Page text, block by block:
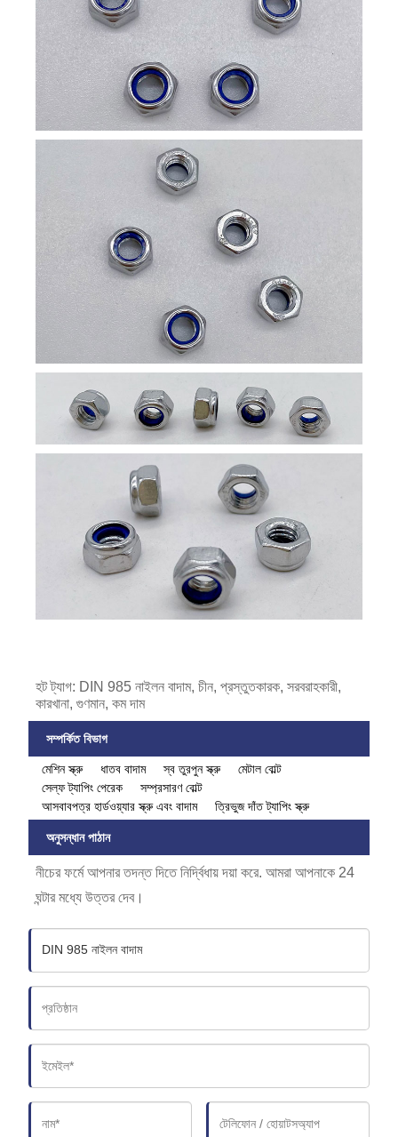
হট ট্যাগ: DIN 985 নাইলন বাদাম, চীন, প্রস্তুতকারক, সরবরাহকারী,
কারখানা, গুণমান, কম দাম
সম্পর্কিত বিভাগ
মেশিন স্ক্রু ধাতব বাদাম স্ব তুরপুন স্ক্রু
মেটাল বোল্ট
সেল্ফ ট্যাপিং পেরেক
সম্প্রসারণ বোল্ট
আসবাবপত্র হার্ডওয়্যার স্ক্রু এবং বাদাম
ত্রিভুজ দাঁত ট্যাপিং স্ক্রু
অনুসন্ধান পাঠান
নীচের ফর্মে আপনার তদন্ত দিতে নির্দ্বিধায় দয়া করে. আমরা আপনাকে 24
ঘন্টার মধ্যে উত্তর দেব।